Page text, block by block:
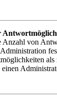
Anzahl von
als